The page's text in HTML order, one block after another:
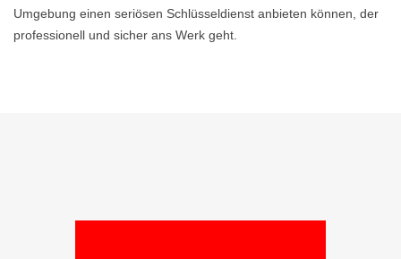
Umgebung einen seriösen Schlüsseldienst anbieten können, der
professionell und sicher ans Werk geht.